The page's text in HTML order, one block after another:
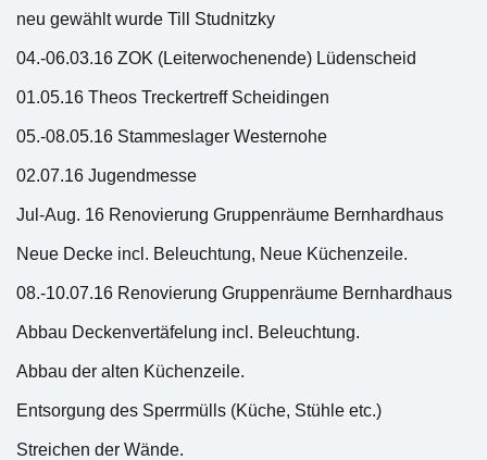
neu gewählt wurde Till Studnitzky
04.-06.03.16 ZOK (Leiterwochenende) Lüdenscheid
01.05.16 Theos Treckertreff Scheidingen
05.-08.05.16 Stammeslager Westernohe
02.07.16 Jugendmesse
Jul-Aug. 16 Renovierung Gruppenräume Bernhardhaus
Neue Decke incl. Beleuchtung, Neue Küchenzeile.
08.-10.07.16 Renovierung Gruppenräume Bernhardhaus
Abbau Deckenvertäfelung incl. Beleuchtung.
Abbau der alten Küchenzeile.
Entsorgung des Sperrmülls (Küche, Stühle etc.)
Streichen der Wände.